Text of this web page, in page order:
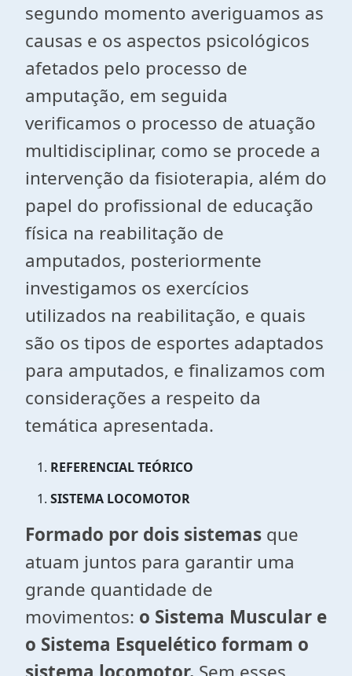
segundo momento averiguamos as
causas e os aspectos psicológicos
afetados pelo processo de
amputação, em seguida
verificamos o processo de atuação
multidisciplinar, como se procede a
intervenção da fisioterapia, além do
papel do profissional de educação
física na reabilitação de
amputados, posteriormente
investigamos os exercícios
utilizados na reabilitação, e quais
são os tipos de esportes adaptados
para amputados, e finalizamos com
considerações a respeito da
temática apresentada.
REFERENCIAL TEÓRICO
SISTEMA LOCOMOTOR
Formado por dois sistemas que
atuam juntos para garantir uma
grande quantidade de
movimentos: o Sistema Muscular e
o Sistema Esquelético formam o